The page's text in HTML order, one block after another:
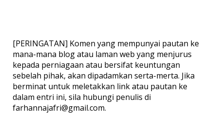
[PERINGATAN] Komen yang mempunyai pautan ke
mana-mana blog atau laman web yang menjurus
kepada perniagaan atau bersifat keuntungan
sebelah pihak, akan dipadamkan serta-merta. Jika
berminat untuk meletakkan link atau pautan ke
dalam entri ini, sila hubungi penulis di
farhannajafri@gmail.com.